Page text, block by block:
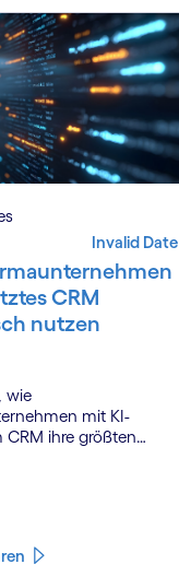
Invalid Date
CRM
nutzen
wie
mit KI-
ihre größten